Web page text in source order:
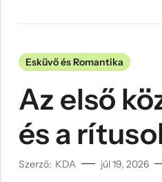
Esküvő és Romantika
Az első
és a
Szerző: KDA júl 19, 2026